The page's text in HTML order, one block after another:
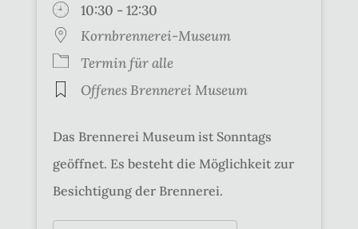
10:30 - 12:30
Kornbrennerei-Museum
Termin für alle
Offenes Brennerei Museum
Das Brennerei Museum ist Sonntags
geöffnet. Es besteht die Möglichkeit zur
Besichtigung der Brennerei.